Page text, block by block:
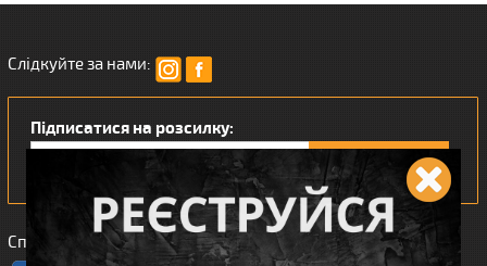
Слідкуйте за нами:
Підписатися на розсилку:
Сподобався наш інтернет магазин?